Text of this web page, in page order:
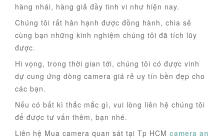
hàng nhái, hàng giả đầy tinh vi như hiện nay.
Chúng tôi rất hân hạnh được đồng hành, chia sẻ
cùng bạn những kinh nghiệm chúng tôi đã tích lũy
được.
Hi vọng, trong thời gian tới, chúng tôi có được vinh
dự cung ứng dòng camera giá rẻ uy tín bền đẹp cho
các bạn.
Nếu có bất kì thắc mắc gì, vui lòng liên hệ chúng tôi
để được tư vấn thêm, bạn nhé.
Liên hệ Mua camera quan sát tại Tp HCM camera an